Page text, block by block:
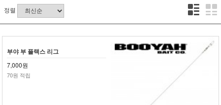
정렬
부야 부 플랙스 리그
7,000원
70원 적립